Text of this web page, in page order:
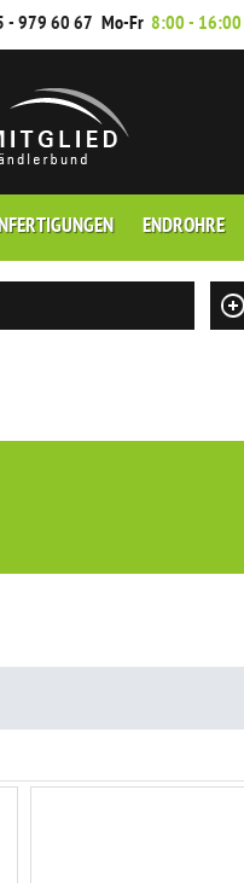
- 979 60 67 Mo-Fr 8:00 - 16:00
ENDROHRE